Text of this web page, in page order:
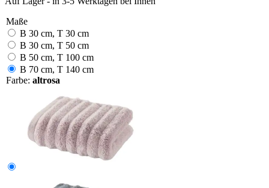
Maße
B 30 cm, T 30 cm
B 30 cm, T 50 cm
B 50 cm, T 100 cm
B 70 cm, T 140 cm
Farbe: altrosa